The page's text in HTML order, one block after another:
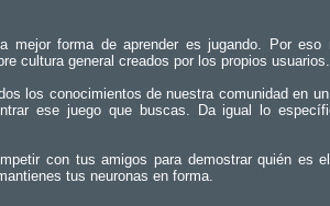
mejor forma de aprender es jugando. Por eso
cultura general creados por los propios usuarios.
los conocimientos de nuestra comunidad en
ese juego que buscas. Da igual lo
con tus amigos para demostrar quién es
tus neuronas en forma.